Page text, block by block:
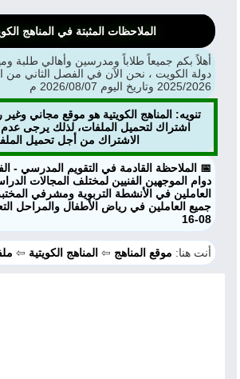
الملاحظات المثبتة في المناهج
أهلاً بكم جميعاً طلاباً ومدرسين وأهالي طلبة
دولة الكويت ، نحن الآن في الفصل الثاني من
2025/2026 وتاريخ اليوم 2026/08/07 م
تنويه: المناهج الكويتية هو موقع مجاني
اشتراك لتحميل الملفات، لذلك يرجى عدم
الاشتراك من أجل تحميل
📅 الملاحظة القادمة في التقويم المدرسي -
دوام الموجهين الفنيين لمختلف المجالات
العاملين في الأنشطة التربوية ومشرفي
08-16
أنت هنا: موقع المناهج ⇦ المناهج الكويتية ⇦